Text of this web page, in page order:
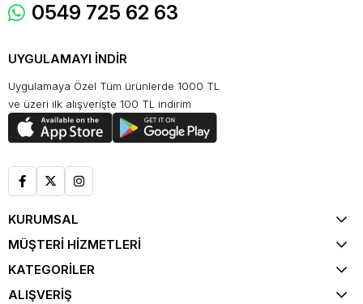
0549 725 62 63
UYGULAMAYI İNDİR
Uygulamaya Özel Tüm ürünlerde 1000 TL
ve üzeri ilk alışverişte 100 TL indirim
KURUMSAL
MÜŞTERİ HİZMETLERİ
KATEGORİLER
ALIŞVERİŞ